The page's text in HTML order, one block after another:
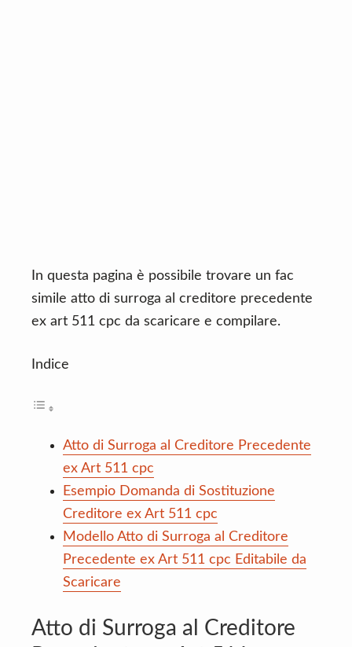
In questa pagina è possibile trovare un fac
simile atto di surroga al creditore precedente
ex art 511 cpc da scaricare e compilare.
Indice
Atto di Surroga al Creditore Precedente
ex Art 511 cpc
Esempio Domanda di Sostituzione
Creditore ex Art 511 cpc
Modello Atto di Surroga al Creditore
Precedente ex Art 511 cpc Editabile da
Scaricare
Atto di Surroga al Creditore